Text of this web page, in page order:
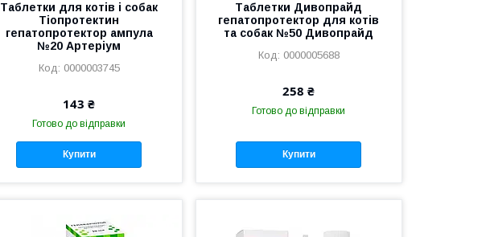
Таблетки для котів і собак
Тіопротектин
гепатопротектор ампула
№20 Артеріум
0000003745
143 ₴
Готово до відправки
Купити
Таблетки Дивопрайд
гепатопротектор для котів
та собак №50 Дивопрайд
0000005688
258 ₴
Готово до відправки
Купити